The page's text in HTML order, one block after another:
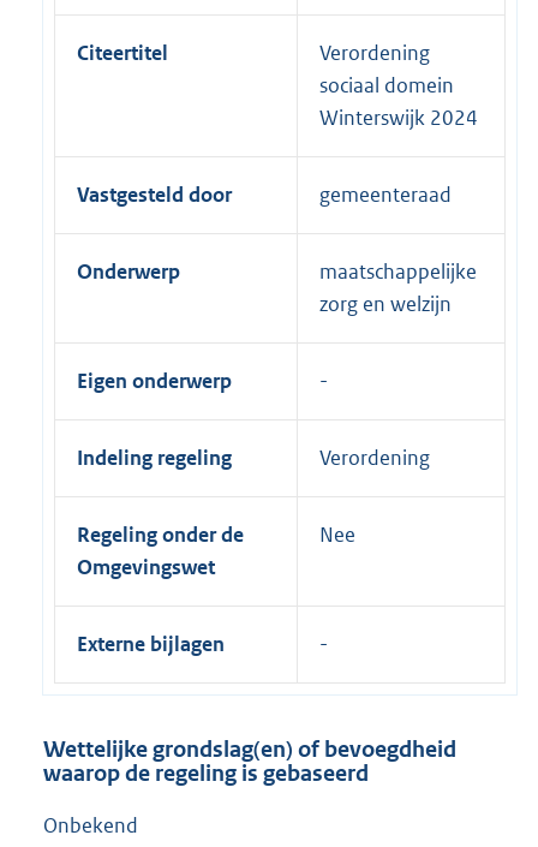
Citeertitel
Verordening
sociaal domein
Winterswijk 2024
Vastgesteld door gemeenteraad
Onderwerp
maatschappelijke
zorg en welzijn
Eigen onderwerp
Indeling regeling Verordening
Regeling onder de
Omgevingswet
Nee
Externe bijlagen
Wettelijke grondslag(en) of bevoegdheid
waarop de regeling is gebaseerd
Onbekend